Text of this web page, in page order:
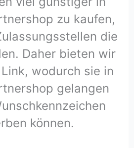
zu kaufen,
die
Daher bieten wir
wodurch sie in
gelangen
können.